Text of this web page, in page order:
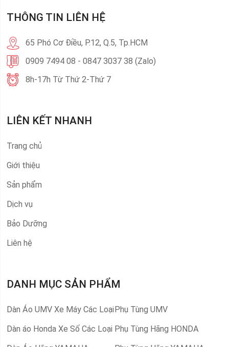
THÔNG TIN LIÊN HỆ
65 Phó Cơ Điều, P.12, Q.5, Tp.HCM
0909 7494 08 - 0847 3037 38 (Zalo)
8h-17h Từ Thứ 2-Thứ 7
LIÊN KẾT NHANH
Trang chủ
Giới thiệu
Sản phẩm
Dịch vụ
Bảo Dưỡng
Liên hệ
DANH MỤC SẢN PHẨM
Dàn Áo UMV Xe Máy Các LoạiPhụ Tùng UMV
Dàn áo Honda Xe Số Các Loại Phụ Tùng Hãng HONDA